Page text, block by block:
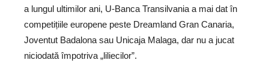
a lungul ultimilor ani, U-Banca Transilvania a mai dat în
competițiile europene peste Dreamland Gran Canaria,
Joventut Badalona sau Unicaja Malaga, dar nu a jucat
niciodată împotriva „liliecilor”.